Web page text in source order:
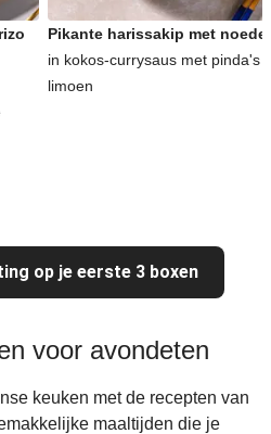
Pikante harissakip met
in kokos-currysaus met pinda's
limoen
op je eerste 3 boxen
voor avondeten
keuken met de recepten van
maaltijden die je